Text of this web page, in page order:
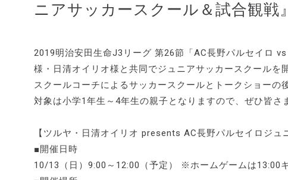
ニアサッカースクール＆試合観戦
2019明治安田生命J3リーグ 第26節「AC長野パルセイロ
様・日清オイリオ様と共同でジュニアサッカースクールを
スクールコーチによるサッカースクールとトークショーの
対象は小学1年生～4年生の親子となりますので、ぜひ皆さ
【ツルヤ・日清オイリオ presents AC長野パルセイロジュ
■開催日時
10/13（日）9:00～12:00（予定） ※ホームゲームは13:00